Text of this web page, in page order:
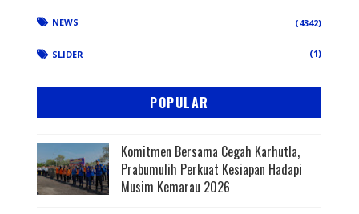
NEWS (4342)
SLIDER (1)
POPULAR
Komitmen Bersama Cegah Karhutla,
Prabumulih Perkuat Kesiapan Hadapi
Musim Kemarau 2026